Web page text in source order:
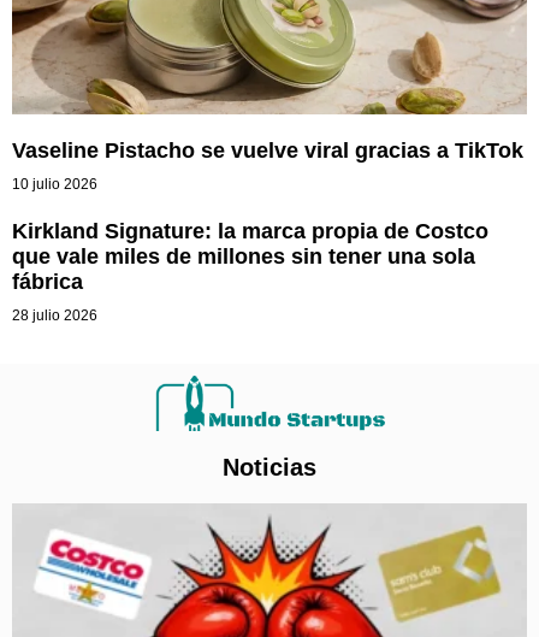
Vaseline Pistacho se vuelve viral gracias a TikTok
10 julio 2026
Kirkland Signature: la marca propia de Costco
que vale miles de millones sin tener una sola
fábrica
28 julio 2026
Noticias